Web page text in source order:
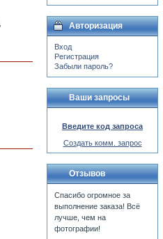
Авторизация
Вход
Регистрация
Забыли пароль?
Ваши запросы
Введите код запроса
Создать комм. запрос
Отзывов
Спасибо огромное за
выполнение заказа! Всё
лучше, чем на
фотографии!